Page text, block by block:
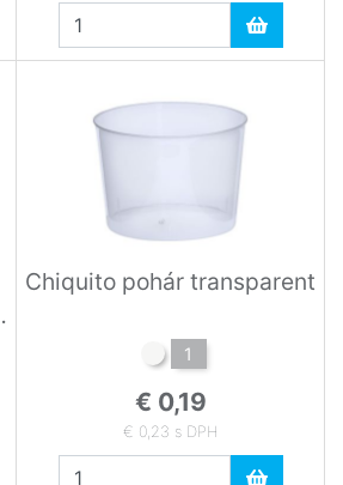
Chiquito pohár transparent
1
€ 0,19
€ 0,23 s DPH